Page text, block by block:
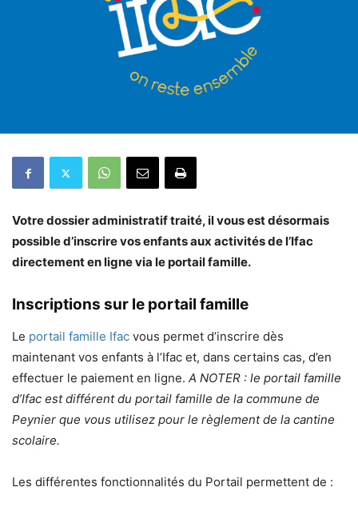
Votre dossier administratif traité, il vous est désormais
possible d’inscrire vos enfants aux activités de l’Ifac
directement en ligne via le portail famille.
Inscriptions sur le portail famille
Le portail famille Ifac vous permet d’inscrire dès
maintenant vos enfants à l’Ifac et, dans certains cas, d’en
effectuer le paiement en ligne. A NOTER : le portail famille
d’Ifac est différent du portail famille de la commune de
Peynier que vous utilisez pour le règlement de la cantine
scolaire.
Les différentes fonctionnalités du Portail permettent de :